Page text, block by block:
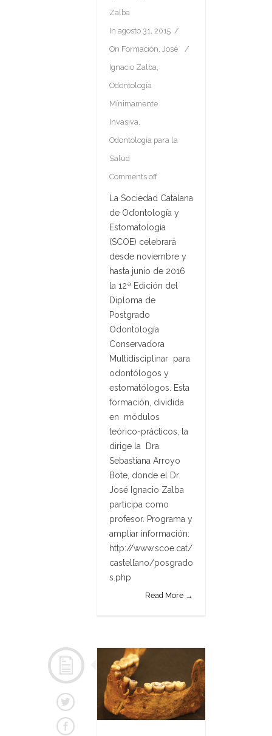
Zalba
In agosto 31, 2015
On Formación, José
Ignacio Zalba,
Odontología
Mínimamente
Invasiva,
Odontología para la
Salud
Comments off
La Sociedad Catalana
de Odontología y
Estomatología
(SCOE) celebrará
desde noviembre y
hasta junio de 2016
la 12ª Edición del
Diploma de
Postgrado
Odontología
Conservadora
Multidisciplinar para
odontólogos y
estomatólogos. Esta
formación, dividida
en módulos
teórico-prácticos, la
dirige la Dra.
Sebastiana Arroyo
Bote, donde el Dr.
José Ignacio Zalba
participa como
profesor. Programa y
ampliar información:
http://www.scoe.cat/
castellano/posgrado
s.php
Read More →